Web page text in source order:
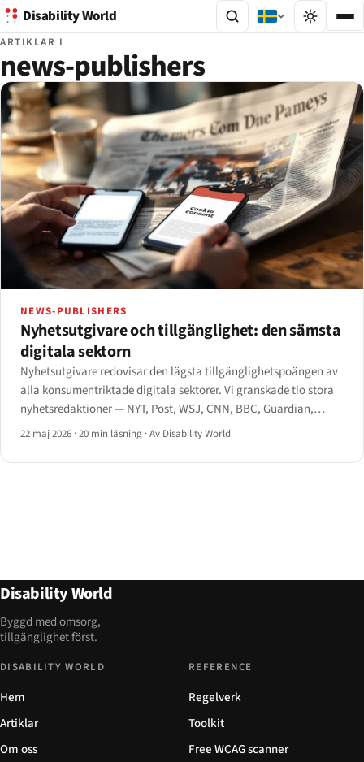
Disability World
ARTIKLAR I
news-publishers
NEWS-PUBLISHERS
Nyhetsutgivare och tillgänglighet: den sämsta
digitala sektorn
Nyhetsutgivare redovisar den lägsta tillgänglighetspoängen av
alla konsumentriktade digitala sektorer. Vi granskade tio stora
nyhetsredaktioner — NYT, Post, WSJ, CNN, BBC, Guardian,
Reuters, Bloomberg, Axios, Politico — avseende artiklar,
22 maj 2026 ·20 min läsning ·Av Disability World
Disability World
Byggd med omsorg,
tillgänglighet först.
DISABILITY WORLD
Hem
Artiklar
Om oss
REFERENCE
Regelverk
Toolkit
Free WCAG scanner